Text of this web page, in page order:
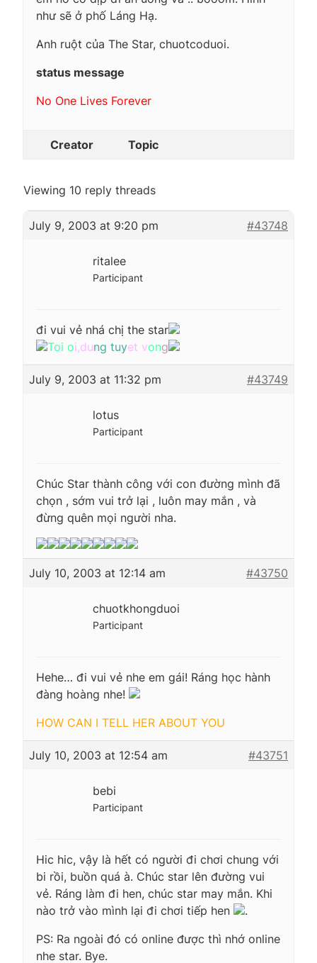
như sẽ ở phố Láng Hạ.
Anh ruột của The Star, chuotcoduoi.
status message
No One Lives Forever
Creator Topic
Viewing 10 reply threads
July 9, 2003 at 9:20 pm #43748
ritalee
Participant
đi vui vẻ nhá chị the star
Toi oi,dung tuyet vong
July 9, 2003 at 11:32 pm #43749
lotus
Participant
Chúc Star thành công với con đường mình đã
chọn , sớm vui trở lại , luôn may mắn , và
đừng quên mọi người nha.
July 10, 2003 at 12:14 am #43750
chuotkhongduoi
Participant
Hehe… đi vui vẻ nhe em gái! Ráng học hành
đàng hoàng nhe!
HOW CAN I TELL HER ABOUT YOU
July 10, 2003 at 12:54 am #43751
bebi
Participant
Hic hic, vậy là hết có người đi chơi chung với
bi rồi, buồn quá à. Chúc star lên đường vui
vẻ. Ráng làm đi hen, chúc star may mắn. Khi
nào trở vào mình lại đi chơi tiếp hen
.
PS: Ra ngoài đó có online được thì nhớ online
nhe star. Bye.